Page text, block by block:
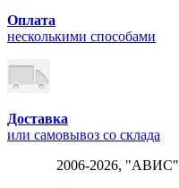
Оплата
несколькими способами
Доставка
или самовывоз со склада
2006-2026, "АВИС"